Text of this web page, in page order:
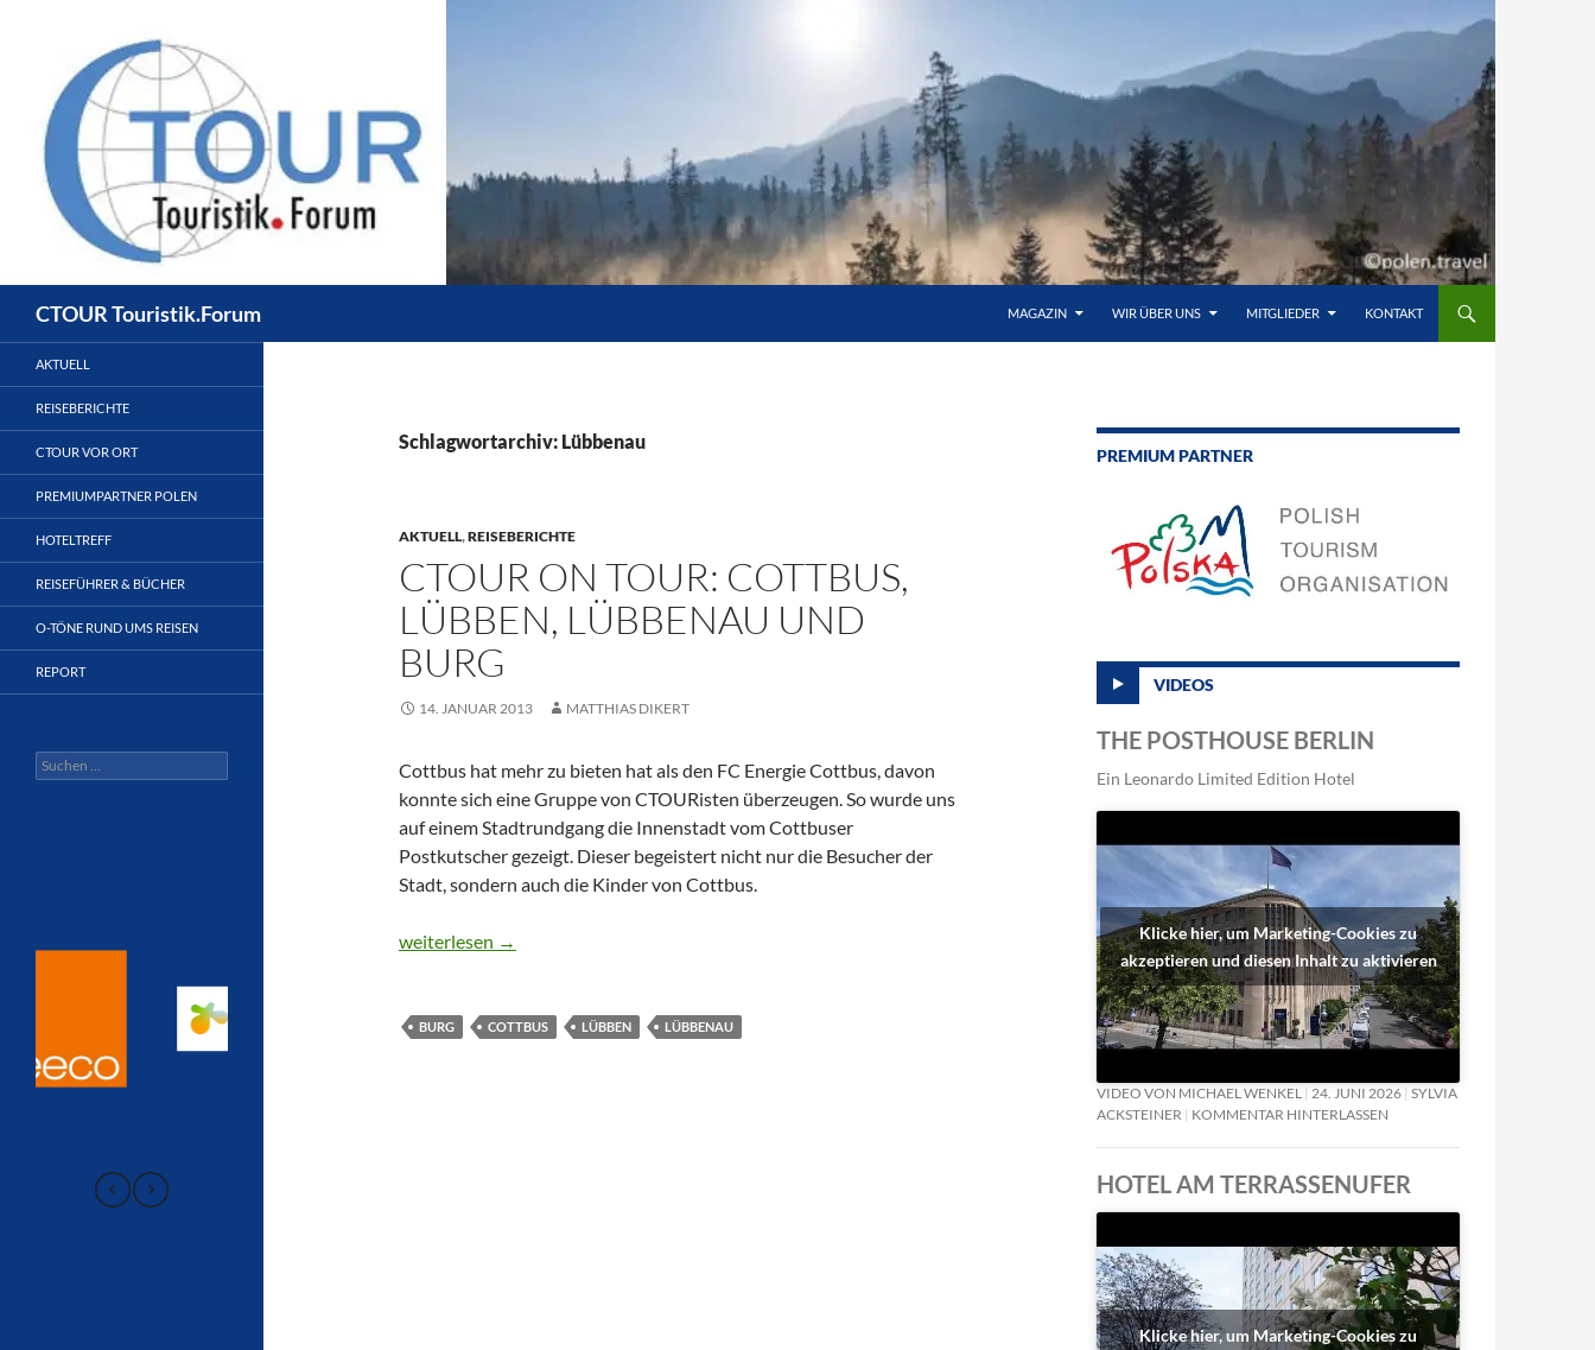
CTOUR Touristik.Forum MAGAZIN WIR ÜBER UNS MITGLIEDER KONTAKT
Schlagwortarchiv: Lübbenau
AKTUELL,REISEBERICHTE
CTOUR ON TOUR: COTTBUS,
LÜBBEN, LÜBBENAU UND
BURG
14. JANUAR 2013 MATTHIAS DIKERT
Cottbus hat mehr zu bieten hat als den FC Energie Cottbus, davon
konnte sich eine Gruppe von CTOURisten überzeugen. So wurde uns
auf einem Stadtrundgang die Innenstadt vom Cottbuser
Postkutscher gezeigt. Dieser begeistert nicht nur die Besucher der
Stadt, sondern auch die Kinder von Cottbus.
CTOUR on Tour: Cottbus, Lübben, Lübbenau und Burg
weiterlesen →
BURG COTTBUS LÜBBEN LÜBBENAU
PREMIUM PARTNER
VIDEOS
THE POSTHOUSE BERLIN
Ein Leonardo Limited Edition Hotel
Klicke hier, um Marketing-Cookies zu
akzeptieren und diesen Inhalt zu aktivieren
VIDEO VON MICHAEL WENKEL 24. JUNI 2026 SYLVIA
ACKSTEINER
KOMMENTAR HINTERLASSEN
HOTEL AM TERRASSENUFER
Klicke hier, um Marketing-Cookies zu
AKTUELL
REISEBERICHTE
CTOUR VOR ORT
PREMIUMPARTNER POLEN
HOTELTREFF
REISEFÜHRER & BÜCHER
O-TÖNE RUND UMS REISEN
REPORT
Suchen
nach: